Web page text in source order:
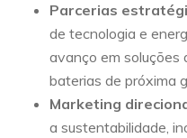
Parcerias
de tecnologia e
avanço em soluções
baterias de próxima
Marketing
a sustentabilidade,